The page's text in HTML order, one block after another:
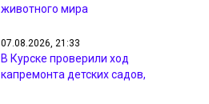
животного мира
07.08.2026, 21:33
В Курске проверили ход
капремонта детских садов,